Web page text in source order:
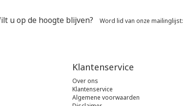
u op de hoogte blijven? Word lid van onze mailinglijst:
Klantenservice
Over ons
Klantenservice
Algemene voorwaarden